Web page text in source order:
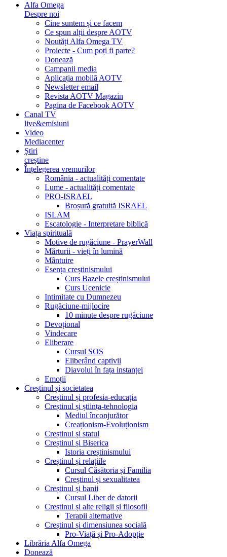
Alfa Omega
Despre noi
Cine suntem și ce facem
Ce spun alții despre AOTV
Noutăți Alfa Omega TV
Proiecte - Cum poți fi parte?
Donează
Campanii media
Aplicația mobilă AOTV
Newsletter email
Revista AOTV Magazin
Pagina de Facebook AOTV
Canal TV
live&emisiuni
Video
Mediacenter
Știri
creștine
Înțelegerea vremurilor
România - actualități comentate
Lume - actualități comentate
PRO-ISRAEL
Broșură gratuită ISRAEL
ISLAM
Escatologie - Interpretare biblică
Viața spirituală
Motive de rugăciune - PrayerWall
Mărturii - vieți în lumină
Mântuire
Esența creștinismului
Curs Bazele creștinismului
Curs Ucenicie
Intimitate cu Dumnezeu
Rugăciune-mijlocire
10 minute despre rugăciune
Devoțional
Vindecare
Eliberare
Cursul SOS
Eliberând captivii
Diavolul în fața instanței
Emoții
Creștinul și societatea
Creștinul și profesia-educația
Creștinul și știința-tehnologia
Mediul înconjurător
Creaționism-Evoluționism
Creștinul și statul
Creștinul și Biserica
Istoria creștinismului
Creștinul și relațiile
Cursul Căsătoria și Familia
Creștinul și sexualitatea
Creștinul și banii
Cursul Liber de datorii
Creștinul și alte religii și filosofii
Terapii alternative
Creștinul și dimensiunea socială
Pro-Viață și Pro-Adopție
Librăria Alfa Omega
Donează